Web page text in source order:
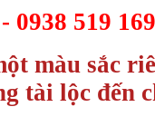
0938 519
màu sắc
tài lộc đến